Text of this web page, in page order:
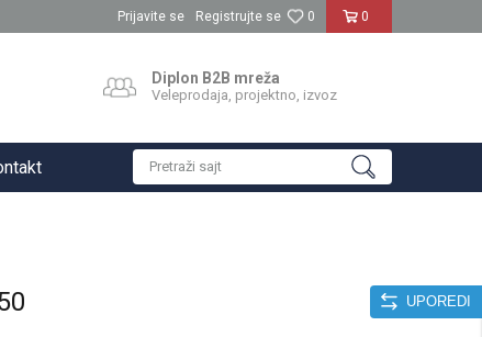
0
0
Prijavite se Registrujte se
Diplon B2B mreža
Veleprodaja, projektno, izvoz
Pretraži sajt
UPOREDI